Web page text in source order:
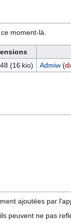
moment-là.
(16 kio) Admiw (
ajoutées par
peuvent ne pas